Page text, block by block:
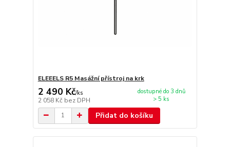
ELEEELS R5 Masážní přístroj na krk
2 490 Kč/ks
2 058 Kč bez DPH
dostupné do 3 dnů
> 5 ks
Přidat do košíku